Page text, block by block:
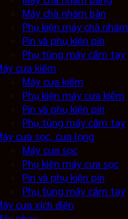
Máy chà nhám bàn
Phụ kiện máy chà nhám
Pin và phụ kiện pin
Phụ tùng máy cầm tay
cưa kiếm
Máy cưa kiếm
Phụ kiện máy cưa kiếm
Pin và phụ kiện pin
Phụ tùng máy cầm tay
cưa sọc, cưa lọng
Máy cưa sọc
Phụ kiện máy cưa sọc
Pin và phụ kiện pin
Phụ tùng máy cầm tay
cưa xích điện